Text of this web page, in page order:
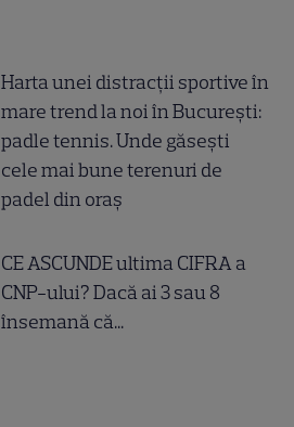
Harta unei distracții sportive în
mare trend la noi în București:
padle tennis. Unde găsești
cele mai bune terenuri de
padel din oraș
CE ASCUNDE ultima CIFRA a
CNP-ului? Dacă ai 3 sau 8
însemană că...